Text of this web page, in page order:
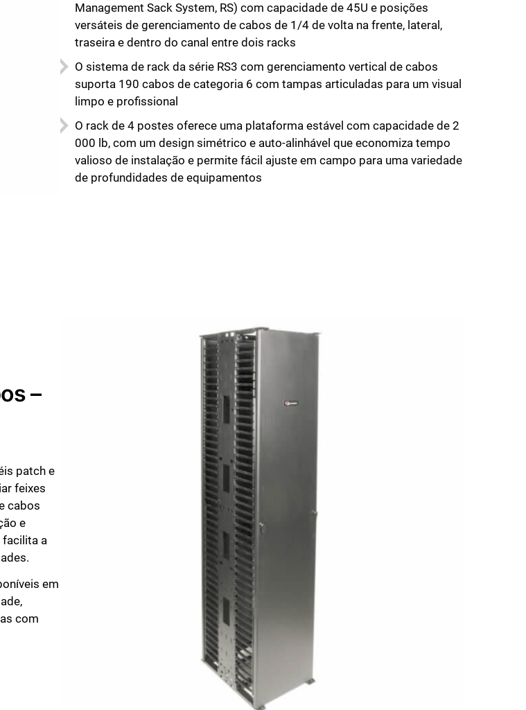
Management Sack System, RS) com capacidade de 45U e posições
versáteis de gerenciamento de cabos de 1/4 de volta na frente, lateral,
traseira e dentro do canal entre dois racks
O sistema de rack da série RS3 com gerenciamento vertical de cabos
suporta 190 cabos de categoria 6 com tampas articuladas para um visual
limpo e profissional
O rack de 4 postes oferece uma plataforma estável com capacidade de 2
000 lb, com um design simétrico e auto-alinhável que economiza tempo
valioso de instalação e permite fácil ajuste em campo para uma variedade
de profundidades de equipamentos
–
patch e
feixes
cabos
e
facilita a
em
com